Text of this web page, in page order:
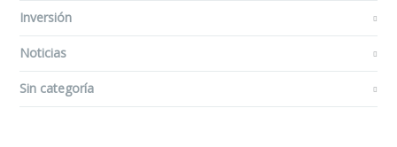
Inversión
Noticias
Sin categoría